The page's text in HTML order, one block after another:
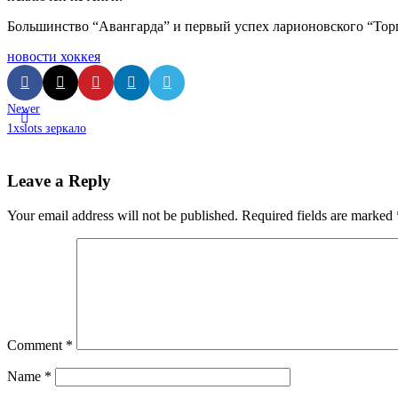
Большинство “Авангарда” и первый успех ларионовского
новости хоккея
Newer
1xslots зеркало
Leave a Reply
Your email address will not be published. Required fields are marked
Comment *
Name *